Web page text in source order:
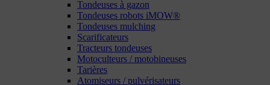
Tondeuses à gazon
Tondeuses robots iMOW®
Tondeuses mulching
Scarificateurs
Tracteurs tondeuses
Motoculteurs / motobineuses
Tarières
Atomiseurs / pulvérisateurs